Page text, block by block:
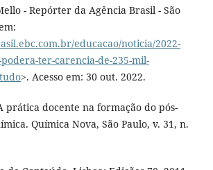
- Repórter da Agência Brasil - São
educacao/noticia/2022-
ter-carencia-de-235-mil-
>. Acesso em: 30 out. 2022.
prática docente na formação do pós-
Química Nova, São Paulo, v. 31, n.